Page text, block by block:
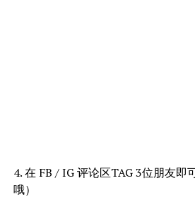
4. 在 FB / IG 评论区TAG 3位朋友
哦）